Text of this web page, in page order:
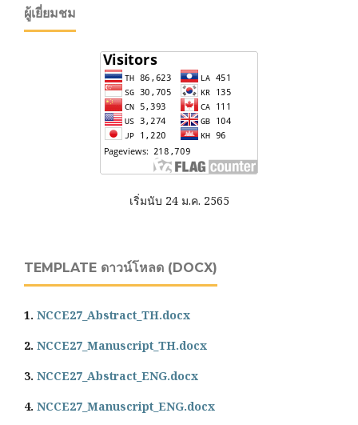
ผู้เยี่ยมชม
เริ่มนับ 24 ม.ค. 2565
TEMPLATE ดาวน์โหลด (DOCX)
1. NCCE27_Abstract_TH.docx
2. NCCE27_Manuscript_TH.docx
3. NCCE27_Abstract_ENG.docx
4. NCCE27_Manuscript_ENG.docx